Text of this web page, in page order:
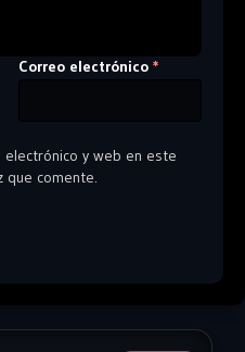
Correo electrónico *
electrónico y web en este
que comente.